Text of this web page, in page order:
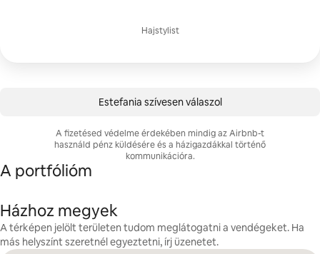
Hajstylist
Estefania szívesen válaszol
A fizetésed védelme érdekében mindig az Airbnb-t
használd pénz küldésére és a házigazdákkal történő
kommunikációra.
A portfólióm
Házhoz megyek
A térképen jelölt területen tudom meglátogatni a vendégeket. Ha
más helyszínt szeretnél egyeztetni, írj üzenetet.